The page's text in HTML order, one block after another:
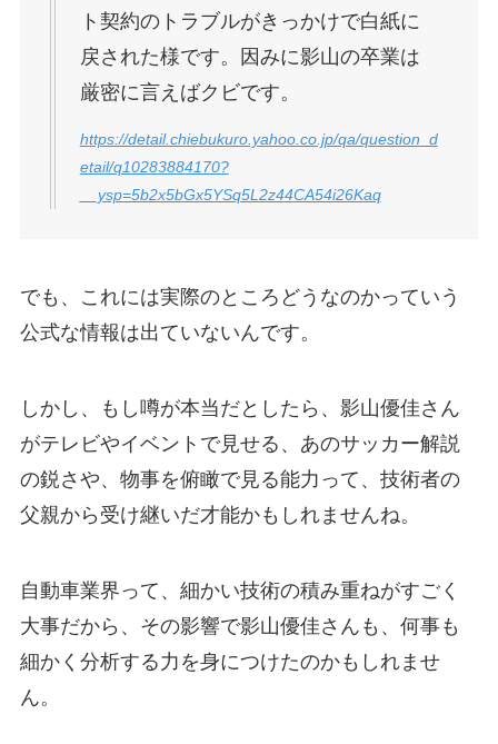
ト契約のトラブルがきっかけで白紙に
戻された様です。因みに影山の卒業は
厳密に言えばクビです。
https://detail.chiebukuro.yahoo.co.jp/qa/question_d
etail/q10283884170?
__ysp=5b2x5bGx5YSq5L2z44CA54i26Kaq
でも、これには実際のところどうなのかっていう
公式な情報は出ていないんです。
しかし、もし噂が本当だとしたら、影山優佳さん
がテレビやイベントで見せる、あのサッカー解説
の鋭さや、物事を俯瞰で見る能力って、技術者の
父親から受け継いだ才能かもしれませんね。
自動車業界って、細かい技術の積み重ねがすごく
大事だから、その影響で影山優佳さんも、何事も
細かく分析する力を身につけたのかもしれませ
ん。